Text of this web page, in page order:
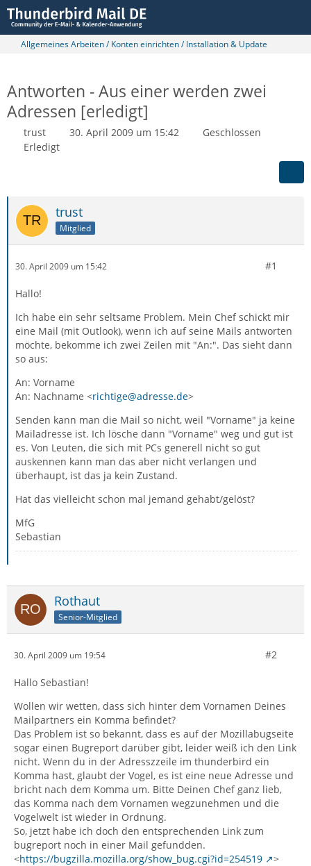
Allgemeines Arbeiten / Konten einrichten / Installation & Update
Antworten - Aus einer werden zwei
Adressen [erledigt]
trust 30. April 2009 um 15:42
Geschlossen
Erledigt
trust
Mitglied
30. April 2009 um 15:42 #1
Hallo!
Ich habe ein sehr seltsame Problem. Mein Chef schickt mir
eine Mail (mit Outlook), wenn ich auf seine Mails antworten
möchte, bekomme ich zwei Zeilen mit "An:". Das sieht dann
so aus:
An: Vorname
An: Nachname <richtige@adresse.de>
Senden kann man die Mail so nicht, weil "Vorname" ja keine
Mailadresse ist. Ich lösche dann "Vorname" weg und gut ist
es. Von Leuten, die sich mit PCs generell nicht so gut
auskennen kann man das aber nicht verlangen und
überhaupt, ist das ja kein Zustand.
Hat das vielleicht schon mal jemand gehabt/gelöst?
MfG
Sebastian
Rothaut
Senior-Mitglied
30. April 2009 um 19:54 #2
Hallo Sebastian!
Wollen wir wetten, dass sich hinter dem Vornamen Deines
Mailpartners ein Komma befindet?
Das Problem ist so bekannt, dass es auf der Mozillabugseite
sogar einen Bugreport darüber gibt, leider weiß ich den Link
nicht. Wenn du in der Adresszzeile im thunderbird ein
Komma hast, glaubt der Vogel, es ist eine neue Adresse und
bricht nach dem Komma um. Bitte Deinen Chef ganz lieb,
das Komma nach dem Vornamen wegzunehmen und die
Vogelwelt ist wieder in Ordnung.
So, jetzt habe ich doch den entsprechenden Link zum
bugreport noch in einer Mail gefundden.
<https://bugzilla.mozilla.org/show_bug.cgi?id=254519 >